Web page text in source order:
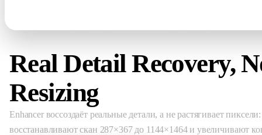
Real Detail Recovery,
Resizing
Enhancer воссоздаёт реальные детали, а не растягивает
восстанавливают скан 287×367 до 1144×1464 и увеличивают